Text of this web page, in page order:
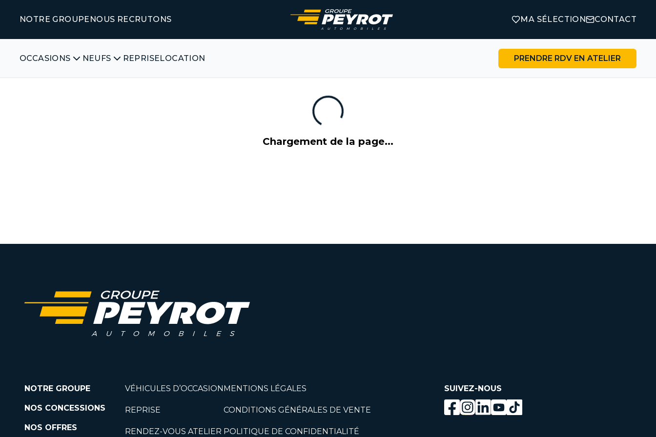
NOTRE GROUPE NOUS RECRUTONS MA SÉLECTION CONTACT
OCCASIONS NEUFS REPRISELOCATION PRENDRE RDV EN ATELIER
Chargement de la page...
SUIVEZ-NOUS
NOTRE GROUPE
NOS CONCESSIONS
NOS OFFRES
VÉHICULES D’OCCASION
REPRISE
RENDEZ-VOUS ATELIER
MENTIONS LÉGALES
CONDITIONS GÉNÉRALES DE VENTE
POLITIQUE DE CONFIDENTIALITÉ